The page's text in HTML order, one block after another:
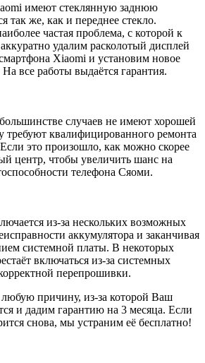
имеют стеклянную заднюю
так же, как и переднее стекло.
частая проблема, с которой к
удалим расколотый дисплей
Xiaomi и установим новое
все работы выдаётся гарантия.
случаев не имеют хорошей
требуют квалифицированного ремонта
это произошло, как можно скорее
центр, чтобы увеличить шанс на
телефона Сяоми.
из-за нескольких возможных
аккумулятора и заканчивая
системной платы. В некоторых
включаться из-за системных
перепрошивки.
причину, из-за которой Ваш
и дадим гарантию на 3 месяца. Если
снова, мы устраним её бесплатно!